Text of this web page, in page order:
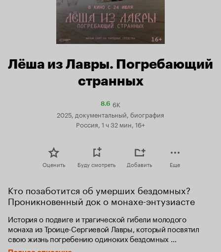
Лёша из Лавры. Погребающий
странных
8.6Рейтинг
Кинопоиска
6K
2025, документальный, биография
Россия, 1 ч 32 мин, 16+
Оценить Буду смотреть Добавить Еще
Кто позаботится об умерших бездомных?
Проникновенный док о монахе-энтузиасте
История о подвиге и трагической гибели молодого
монаха из Троице-Сергиевой Лавры, который посвятил
свою жизнь погребению одиноких бездомных
людей — тех, кого в Церкви называют «странными».